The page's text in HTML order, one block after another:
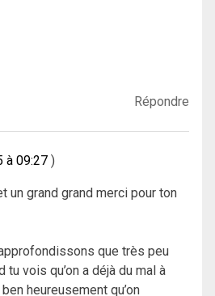
Répondre
à 09:27
un grand grand merci pour ton
que très peu
vois qu’on a déjà du mal à
heureusement qu’on